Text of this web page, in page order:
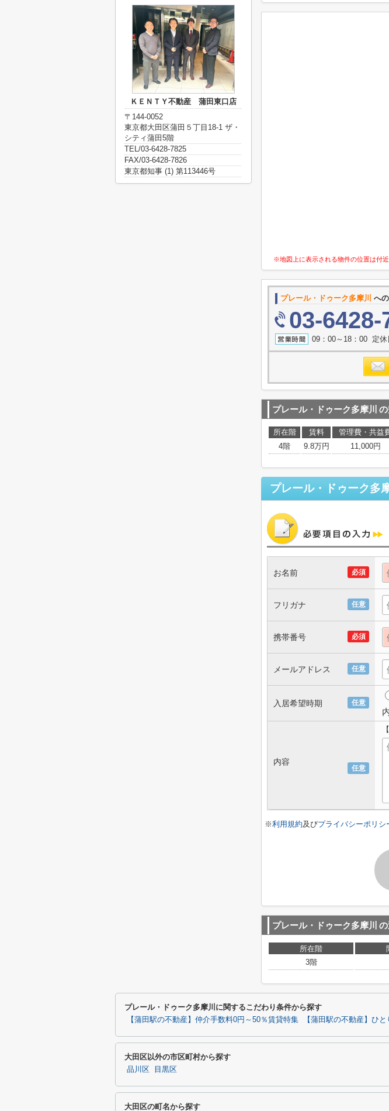
※地図上に表示される物件の位置は付
プレール・ドゥーク多摩川 へ
03-6428-
09：00～18：00 定休
プレール・ドゥーク多摩川
所在階 賃料 管理費・共益
4階
9.8万円 11,000円
プレール・ドゥーク多摩
必須
お名前
任意
フリガナ
必須
携帯番号
任意
メールアドレス
任意
入居希望時期
任意
内容
※利用規約及びプライバシーポリシ
プレール・ドゥーク多摩川
所在階
3階
ＫＥＮＴＹ不動産 蒲田東口店
〒144-0052
東京都大田区蒲田５丁目18-1 ザ・
シティ蒲田5階
TEL/03-6428-7825
FAX/03-6428-7826
東京都知事 (1) 第113446号
プレール・ドゥーク多摩川に関するこだわり条件から探す
【蒲田駅の不動産】仲介手数料0円～50％賃貸特集 【蒲田駅の不動産】ひ
大田区以外の市区町村から探す
品川区 目黒区
大田区の町名から探す